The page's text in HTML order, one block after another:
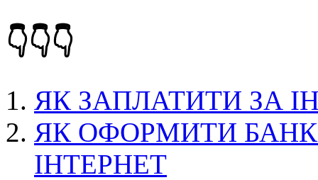
👇👇👇
ЯК ЗАПЛАТИТИ ЗА
ЯК ОФОРМИТИ
ІНТЕРНЕТ